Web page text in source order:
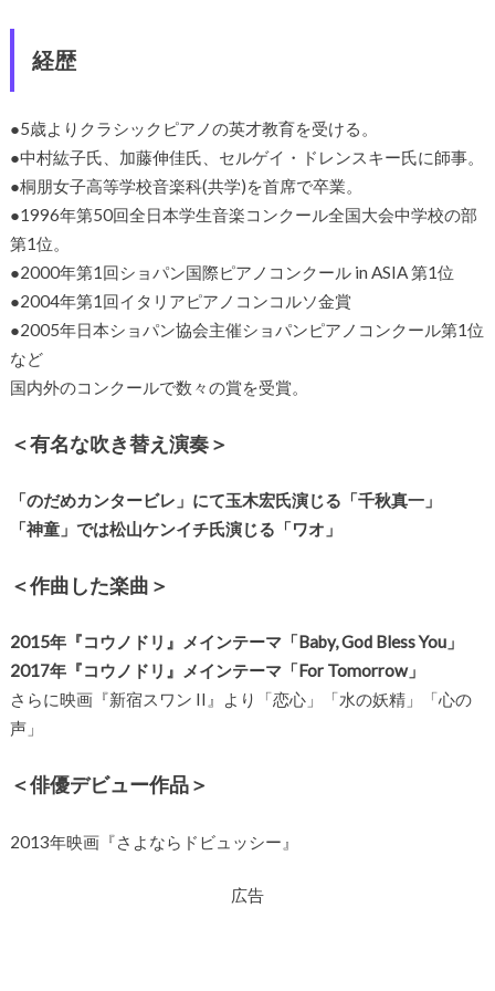
経歴
●5歳よりクラシックピアノの英才教育を受ける。
●中村紘子氏、加藤伸佳氏、セルゲイ・ドレンスキー氏に師事。
●桐朋女子高等学校音楽科(共学)を首席で卒業。
●1996年第50回全日本学生音楽コンクール全国大会中学校の部
第1位。
●2000年第1回ショパン国際ピアノコンクール in ASIA 第1位
●2004年第1回イタリアピアノコンコルソ金賞
●2005年日本ショパン協会主催ショパンピアノコンクール第1位
など
国内外のコンクールで数々の賞を受賞。
＜有名な吹き替え演奏＞
「のだめカンタービレ」にて玉木宏氏演じる「千秋真一」
「神童」では松山ケンイチ氏演じる「ワオ」
＜作曲した楽曲＞
2015年『コウノドリ』メインテーマ「Baby, God Bless You」
2017年『コウノドリ』メインテーマ「For Tomorrow」
さらに映画『新宿スワン II』より「恋心」「水の妖精」「心の
声」
＜俳優デビュー作品＞
2013年映画『さよならドビュッシー』
広告